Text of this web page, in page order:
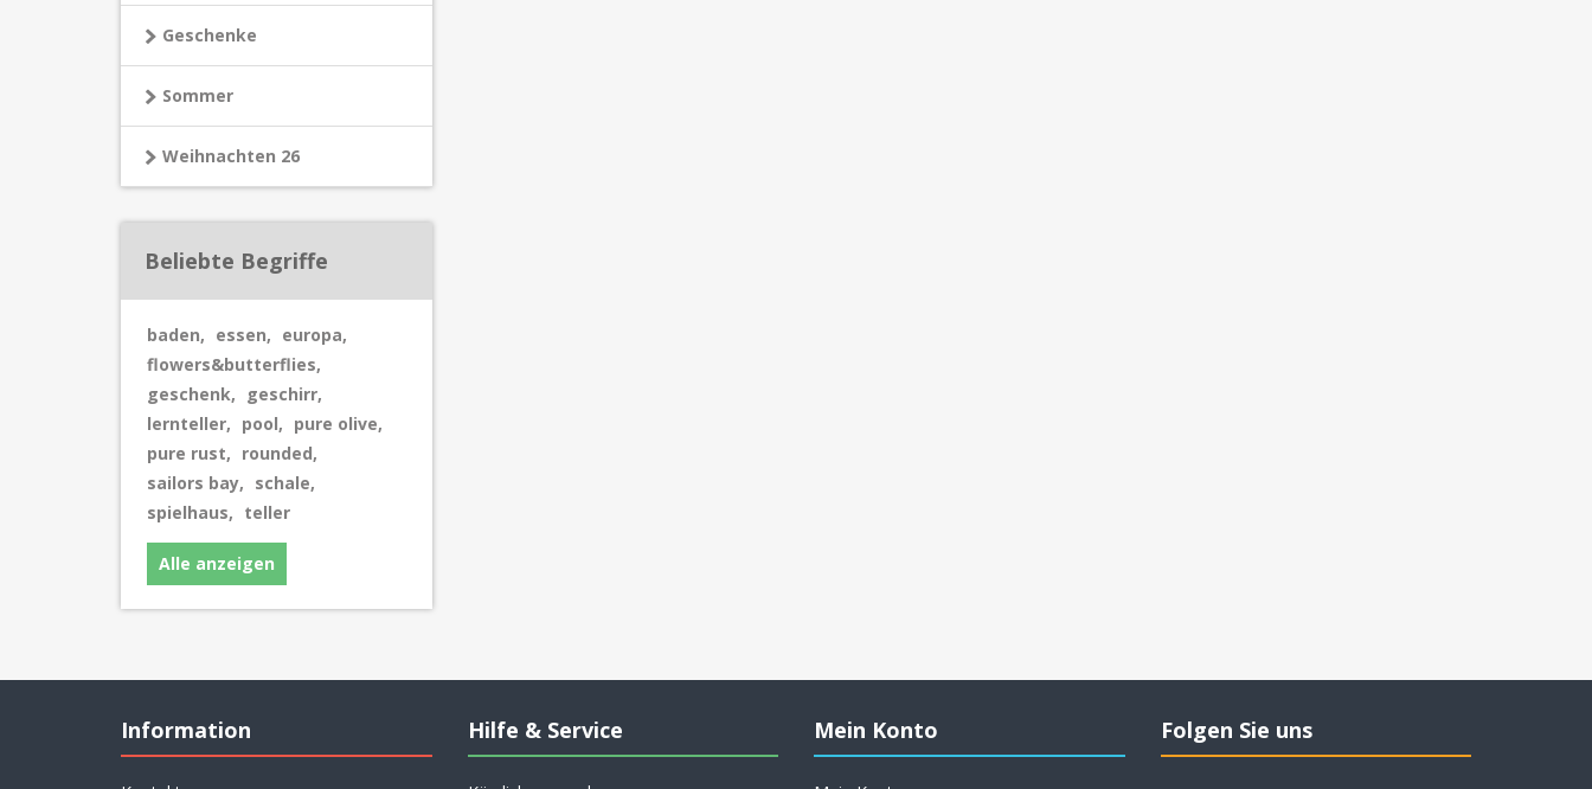
Geschenke
Sommer
Weihnachten 26
Beliebte Begriffe
baden, essen, europa,
flowers&butterflies,
geschenk, geschirr,
lernteller, pool, pure olive,
pure rust, rounded,
sailors bay, schale,
spielhaus, teller
Alle anzeigen
Information Hilfe & Service Mein Konto Folgen Sie uns